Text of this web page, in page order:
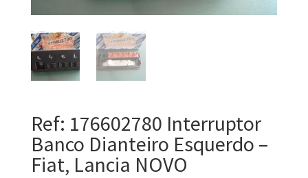
Ref: 176602780 Interruptor
Banco Dianteiro Esquerdo –
Fiat, Lancia NOVO